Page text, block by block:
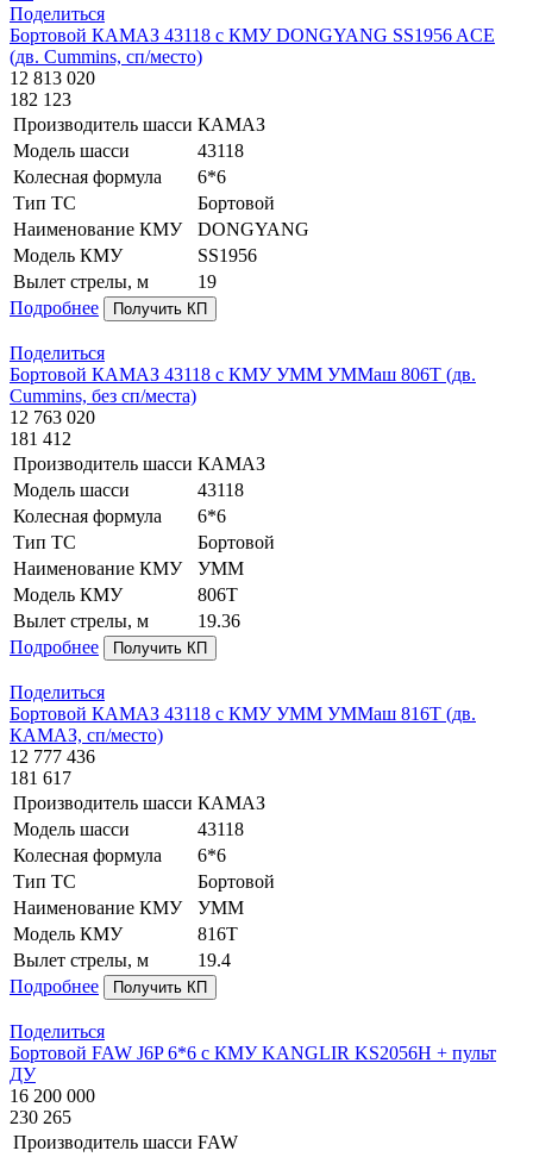
Поделиться
Бортовой КАМАЗ 43118 с КМУ DONGYANG SS1956 ACE
(дв. Cummins, сп/место)
12 813 020
182 123
Производитель шасси КАМАЗ
Модель шасси
43118
Колесная формула
6*6
Тип ТС
Бортовой
Наименование КМУ
DONGYANG
Модель КМУ
SS1956
Вылет стрелы, м
19
Подробнее
Получить КП
Поделиться
Бортовой КАМАЗ 43118 с КМУ УММ УММаш 806Т (дв.
Cummins, без сп/места)
12 763 020
181 412
Производитель шасси КАМАЗ
Модель шасси
43118
Колесная формула
6*6
Тип ТС
Бортовой
Наименование КМУ
УММ
Модель КМУ
806Т
Вылет стрелы, м
19.36
Подробнее
Получить КП
Поделиться
Бортовой КАМАЗ 43118 с КМУ УММ УММаш 816Т (дв.
КАМАЗ, сп/место)
12 777 436
181 617
Производитель шасси КАМАЗ
Модель шасси
43118
Колесная формула
6*6
Тип ТС
Бортовой
Наименование КМУ
УММ
Модель КМУ
816Т
Вылет стрелы, м
19.4
Подробнее
Получить КП
Поделиться
Бортовой FAW J6P 6*6 с КМУ KANGLIR KS2056H + пульт
ДУ
16 200 000
230 265
Производитель шасси FAW